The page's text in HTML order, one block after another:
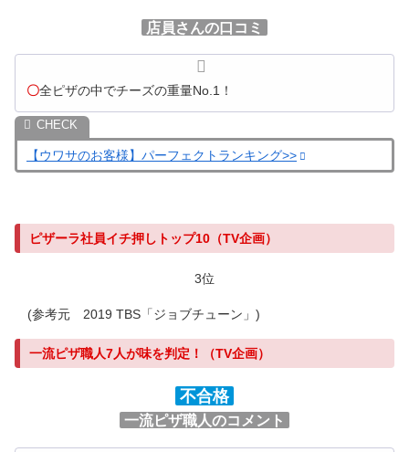
店員さんの口コミ
〇全ピザの中でチーズの重量No.1！
【ウワサのお客様】パーフェクトランキング>>
ピザーラ社員イチ押しトップ10（TV企画）
3位
(参考元 2019 TBS「ジョブチューン」)
一流ピザ職人7人が味を判定！（TV企画）
不合格
一流ピザ職人のコメント